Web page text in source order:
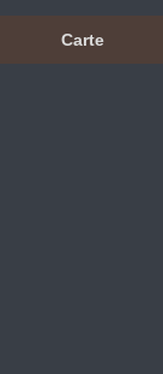
Carte